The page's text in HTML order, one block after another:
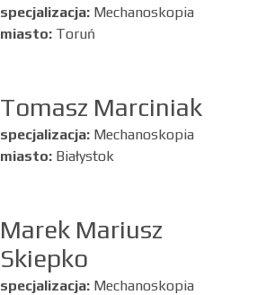
specjalizacja: Mechanoskopia
miasto: Toruń
Tomasz Marciniak
specjalizacja: Mechanoskopia
miasto: Białystok
Marek Mariusz
Skiepko
specjalizacja: Mechanoskopia